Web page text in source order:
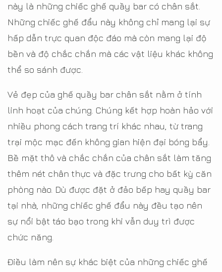
này là những chiếc ghế quầy bar có chân sắt.
Những chiếc ghế đẩu này không chỉ mang lại sự
hấp dẫn trực quan độc đáo mà còn mang lại độ
bền và độ chắc chắn mà các vật liệu khác không
thể so sánh được.
Vẻ đẹp của ghế quầy bar chân sắt nằm ở tính
linh hoạt của chúng. Chúng kết hợp hoàn hảo với
nhiều phong cách trang trí khác nhau, từ trang
trại mộc mạc đến không gian hiện đại bóng bẩy.
Bề mặt thô và chắc chắn của chân sắt làm tăng
thêm nét chân thực và đặc trưng cho bất kỳ căn
phòng nào. Dù được đặt ở đảo bếp hay quầy bar
tại nhà, những chiếc ghế đẩu này đều tạo nên
sự nổi bật táo bạo trong khi vẫn duy trì được
chức năng.
Điều làm nên sự khác biệt của những chiếc ghế